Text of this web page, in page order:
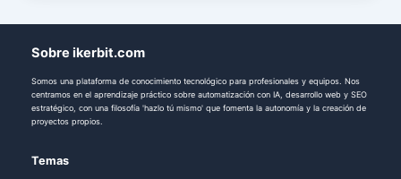
Sobre ikerbit.com
Somos una plataforma de conocimiento tecnológico para profesionales y equipos. Nos
centramos en el aprendizaje práctico sobre automatización con IA, desarrollo web y SEO
estratégico, con una filosofía 'hazlo tú mismo' que fomenta la autonomía y la creación de
proyectos propios.
Temas